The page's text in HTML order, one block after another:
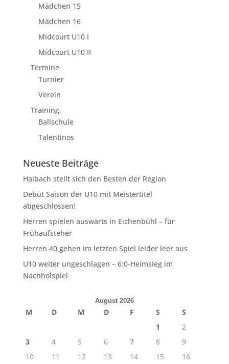
Mädchen 15
Mädchen 16
Midcourt U10 I
Midcourt U10 II
Termine
Turnier
Verein
Training
Ballschule
Talentinos
Neueste Beiträge
Haibach stellt sich den Besten der Region
Debüt Saison der U10 mit Meistertitel
abgeschlossen!
Herren spielen auswärts in Eichenbühl – für
Frühaufsteher
Herren 40 gehen im letzten Spiel leider leer aus
U10 weiter ungeschlagen – 6:0-Heimsieg im
Nachholspiel
August 2026
M D M D F S
S
1
2
3
4 5 6 7 8
9
10
11 12 13 14 15 16